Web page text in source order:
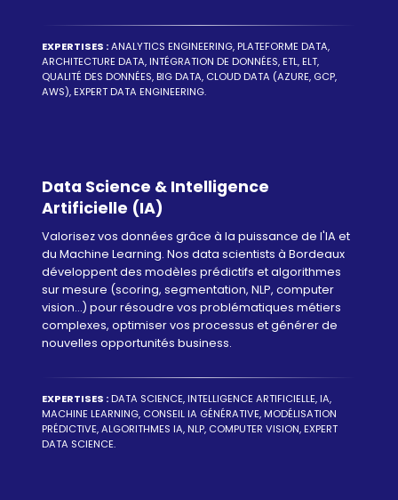
EXPERTISES :ANALYTICS ENGINEERING, PLATEFORME DATA,
ARCHITECTURE DATA, INTÉGRATION DE DONNÉES, ETL, ELT,
QUALITÉ DES DONNÉES, BIG DATA, CLOUD DATA (AZURE, GCP,
AWS), EXPERT DATA ENGINEERING.
Data Science & Intelligence
Artificielle (IA)
Valorisez vos données grâce à la puissance de l'IA et
du Machine Learning. Nos data scientists à Bordeaux
développent des modèles prédictifs et algorithmes
sur mesure (scoring, segmentation, NLP, computer
vision...) pour résoudre vos problématiques métiers
complexes, optimiser vos processus et générer de
nouvelles opportunités business.
EXPERTISES :DATA SCIENCE, INTELLIGENCE ARTIFICIELLE, IA,
MACHINE LEARNING, CONSEIL IA GÉNÉRATIVE, MODÉLISATION
PRÉDICTIVE, ALGORITHMES IA, NLP, COMPUTER VISION, EXPERT
DATA SCIENCE.